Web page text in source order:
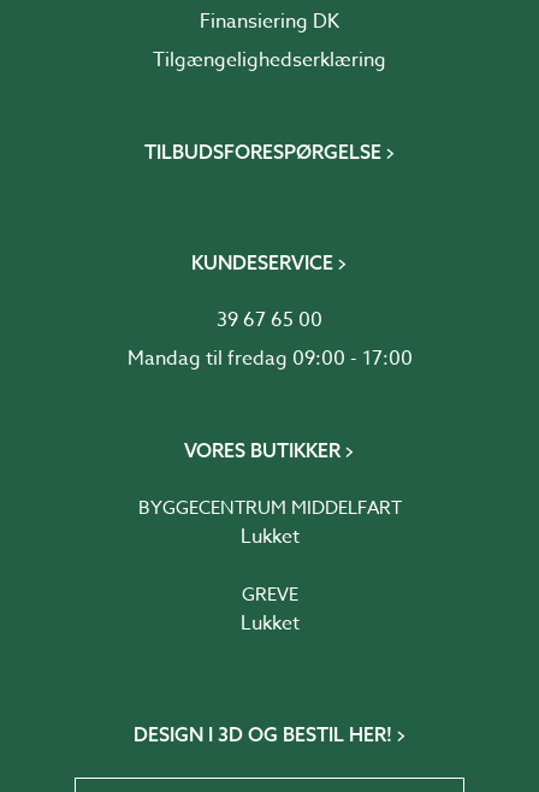
Finansiering DK
Tilgængelighedserklæring
TILBUDSFORESPØRGELSE
KUNDESERVICE
39 67 65 00
Mandag til fredag 09:00 - 17:00
VORES BUTIKKER
BYGGECENTRUM MIDDELFART
Lukket
GREVE
Lukket
DESIGN I 3D OG BESTIL HER!